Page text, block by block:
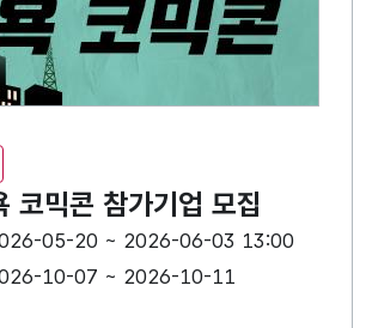
코믹콘 참가기업 모집
05-20 ~ 2026-06-03 13:00
10-07 ~ 2026-10-11